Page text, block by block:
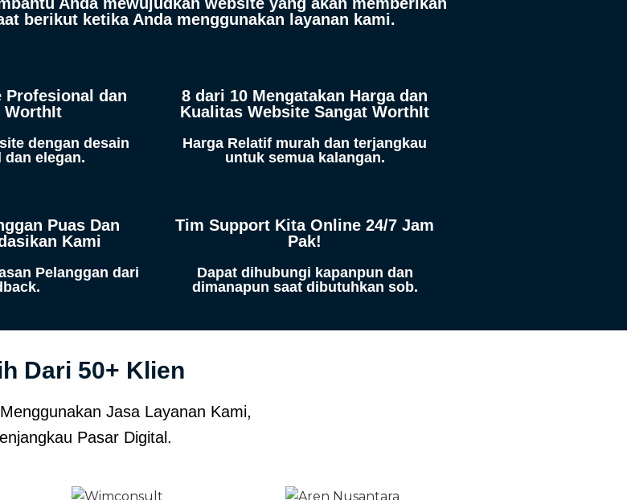
berikut ketika Anda menggunakan layanan kami.
Profesional dan
WorthIt
dengan desain
elegan.
8 dari 10 Mengatakan Harga dan
Kualitas Website Sangat WorthIt
Harga Relatif murah dan terjangkau
untuk semua kalangan.
Puas Dan
Kami
Pelanggan dari
Tim Support Kita Online 24/7 Jam
Pak!
Dapat dihubungi kapanpun dan
dimanapun saat dibutuhkan sob.
Dari 50+ Klien
Jasa Layanan Kami,
Pasar Digital.